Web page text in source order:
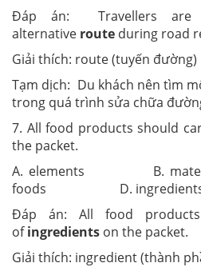
Đáp án: Travellers are
alternative route during road
Giải thích: route (tuyến đường)
Tạm dịch: Du khách nên tìm
trong quá trình sửa chữa
7. All food products should
the packet.
A. elements B.
foods D.
Đáp án: All food
ofingredients on the packet.
Giải thích: ingredient (thành